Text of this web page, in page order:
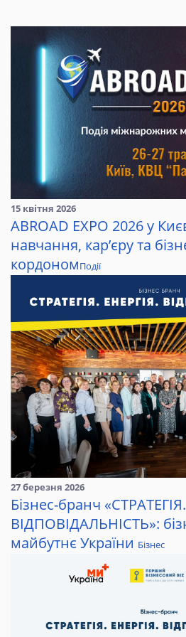
15 квітня 2026
ABROAD EXPO 2026 у
навчання, кар’єру та
кордономПодії
27 березня 2026
Бізнес-бранч
ВІДПОВІДАЛЬНІСТЬ»:
майбутнє України Бізнес